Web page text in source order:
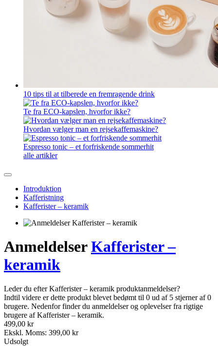
10 tips til at tilberede en fremragende drink
Te fra ECO-kapslen, hvorfor ikke?
Hvordan vælger man en rejsekaffemaskine?
Espresso tonic – et forfriskende sommerhit
alle artikler
Introduktion
Kafferistning
Kafferister – keramik
AnmeldelserKafferister –
keramik
Leder du efter Kafferister – keramik produktanmeldelser?
Indtil videre er dette produkt blevet bedømt til 0 ud af 5 stjerner af 0
brugere. Nedenfor finder du anmeldelser og oplevelser fra rigtige
brugere af Kafferister – keramik.
499,00 kr
Ekskl. Moms: 399,00 kr
Udsolgt